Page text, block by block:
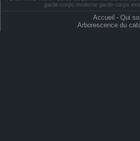
garde-corps moderne garde-corps
Accueil - Qui
Arborescence du